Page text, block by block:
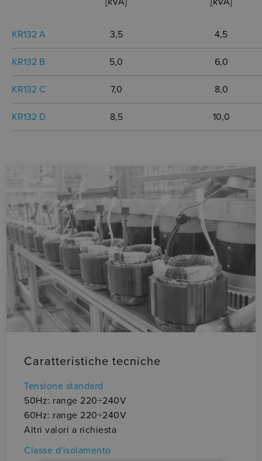
KR132 A 3,5 4,5
KR132 B 5,0 6,0
KR132 C 7,0 8,0
KR132 D 8,5 10,0
Caratteristiche tecniche
Tensione standard
50Hz: range 220÷240V
60Hz: range 220÷240V
Altri valori a richiesta
Classe d'isolamento